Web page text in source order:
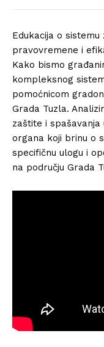
Edukacija o
pravovremene i
Kako bismo
kompleksnog
pomoćnicom
Grada Tuzla.
zaštite i spašavanja
organa koji brinu o
specifičnu ulogu i
na području Grada